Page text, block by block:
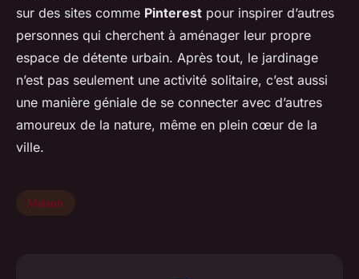
sur des sites comme Pinterest pour inspirer d’autres
personnes qui cherchent à aménager leur propre
espace de détente urbain. Après tout, le jardinage
n’est pas seulement une activité solitaire, c’est aussi
une manière géniale de se connecter avec d’autres
amoureux de la nature, même en plein cœur de la
ville.
Maison